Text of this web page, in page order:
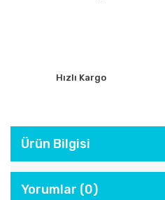
Hızlı Kargo
Ürün Bilgisi
Yorumlar (0)